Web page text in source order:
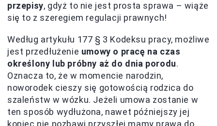
przepisy, gdyż to nie jest prosta sprawa – wiąże
się to z szeregiem regulacji prawnych!
Według artykułu 177 § 3 Kodeksu pracy, możliwe
jest przedłużenie umowy o pracę na czas
określony lub próbny aż do dnia porodu.
Oznacza to, że w momencie narodzin,
noworodek cieszy się gotowością rodzica do
szaleństw w wózku. Jeżeli umowa zostanie w
ten sposób wydłużona, nawet późniejszy jej